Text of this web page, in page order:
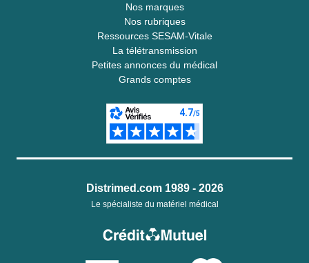
Nos marques
Nos rubriques
Ressources SESAM-Vitale
La télétransmission
Petites annonces du médical
Grands comptes
Distrimed.com 1989 - 2026
Le spécialiste du matériel médical